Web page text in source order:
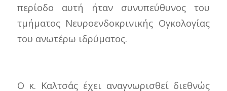
περίοδο αυτή ήταν συνυπεύθυνος του
τμήματος Νευροενδοκρινικής Ογκολογίας
του ανωτέρω ιδρύματος.
Ο κ. Καλτσάς έχει αναγνωρισθεί διεθνώς